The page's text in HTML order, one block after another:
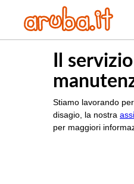
Il
Stiamo lavorando
disagio, la nostra
per maggiori